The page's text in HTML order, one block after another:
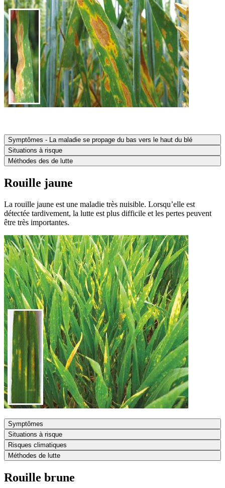
Symptômes - La maladie se propage du bas vers le haut du blé
Situations à risque
Méthodes des de lutte
Rouille jaune
La rouille jaune est une maladie très nuisible. Lorsqu’elle est
détectée tardivement, la lutte est plus difficile et les pertes peuvent
être très importantes.
Symptômes
Situations à risque
Risques climatiques
Méthodes de lutte
Rouille brune